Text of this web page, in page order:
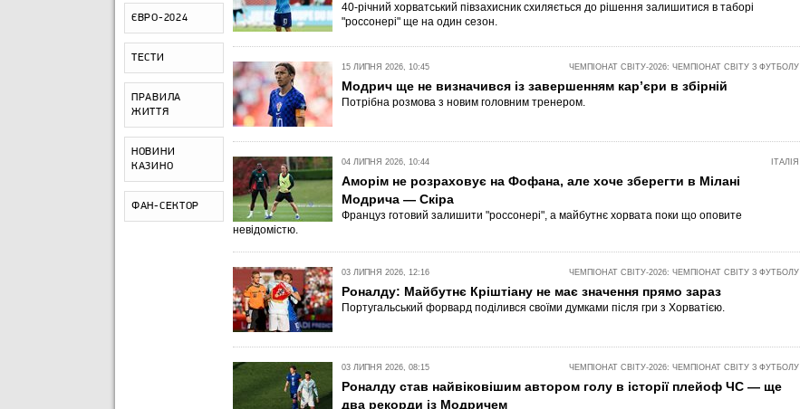
ЄВРО-2024
ТЕСТИ
ПРАВИЛА
ЖИТТЯ
НОВИНИ
КАЗИНО
ФАН-СЕКТОР
40-річний хорватський півзахисник схиляється до рішення залишитися в таборі
"россонері" ще на один сезон.
ЧЕМПІОНАТ СВІТУ-2026: ЧЕМПІОНАТ СВІТУ З ФУТБОЛУ
15 ЛИПНЯ 2026, 10:45
Модрич ще не визначився із завершенням кар’єри в збірній
Потрібна розмова з новим головним тренером.
ІТАЛІЯ
04 ЛИПНЯ 2026, 10:44
Аморім не розраховує на Фофана, але хоче зберегти в Мілані
Модрича — Скіра
Француз готовий залишити "россонері", а майбутнє хорвата поки що оповите
невідомістю.
ЧЕМПІОНАТ СВІТУ-2026: ЧЕМПІОНАТ СВІТУ З ФУТБОЛУ
03 ЛИПНЯ 2026, 12:16
Роналду: Майбутнє Кріштіану не має значення прямо зараз
Португальський форвард поділився своїми думками після гри з Хорватією.
ЧЕМПІОНАТ СВІТУ-2026: ЧЕМПІОНАТ СВІТУ З ФУТБОЛУ
03 ЛИПНЯ 2026, 08:15
Роналду став найвіковішим автором голу в історії плейоф ЧС — ще
два рекорди із Модричем